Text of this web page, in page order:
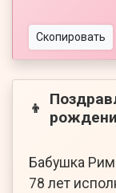
Скопировать
👦
Бабушка
78 лет